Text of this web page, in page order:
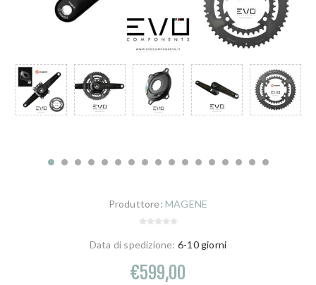
Produttore: MAGENE
Data di spedizione: 6-10 giorni
€599,00